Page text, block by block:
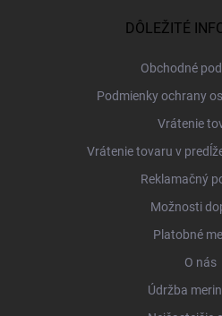
DÔLEŽITÉ
Obchodné
Podmienky ochrany
Vrátenie
Vrátenie tovaru v
Reklamačný
Možnosti
Platobné
O nás
Údržba